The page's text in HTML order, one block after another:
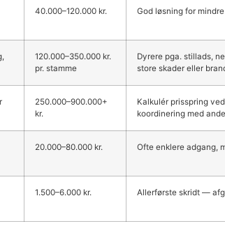
40.000–120.000 kr. God løsning for
120.000–350.000 kr.
pr. stamme
Dyrere pga. stillads,
store skader eller
250.000–900.000+
kr.
Kalkulér prisspring
koordinering med
20.000–80.000 kr. Ofte enklere adgang,
1.500–6.000 kr. Allerførste skridt —